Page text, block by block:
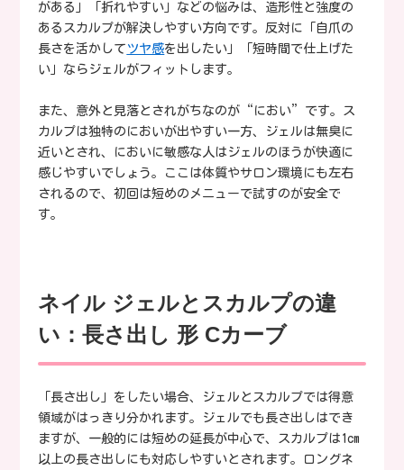
がある」「折れやすい」などの悩みは、造形性と強度の
あるスカルプが解決しやすい方向です。反対に「自爪の
長さを活かして ツヤ感を出したい」「短時間で仕上げた
い」ならジェルがフィットします。
また、意外と見落とされがちなのが“におい”です。ス
カルプは独特のにおいが出やすい一方、ジェルは無臭に
近いとされ、においに敏感な人はジェルのほうが快適に
感じやすいでしょう。ここは体質やサロン環境にも左右
されるので、初回は短めのメニューで試すのが安全で
す。
ネイル ジェルとスカルプの違
い：長さ出し 形 Cカーブ
「長さ出し」をしたい場合、ジェルとスカルプでは得意
領域がはっきり分かれます。ジェルでも長さ出しはでき
ますが、一般的には短めの延長が中心で、スカルプは1cm
以上の長さ出しにも対応しやすいとされます。ロングネ